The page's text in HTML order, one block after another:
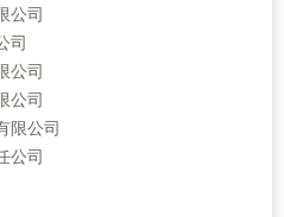
公司
司
公司
公司
限公司
公司